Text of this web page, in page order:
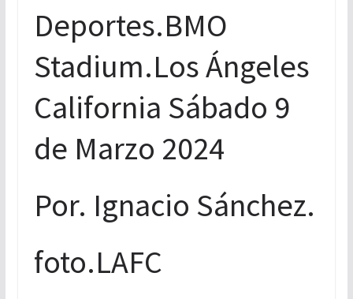
Deportes.BMO
Stadium.Los Ángeles
California Sábado 9
de Marzo 2024
Por. Ignacio Sánchez.
foto.LAFC